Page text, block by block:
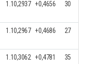
1.10,2937 +0,4656 30
1.10,2967 +0,4686 27
1.10,3062 +0,4781 35